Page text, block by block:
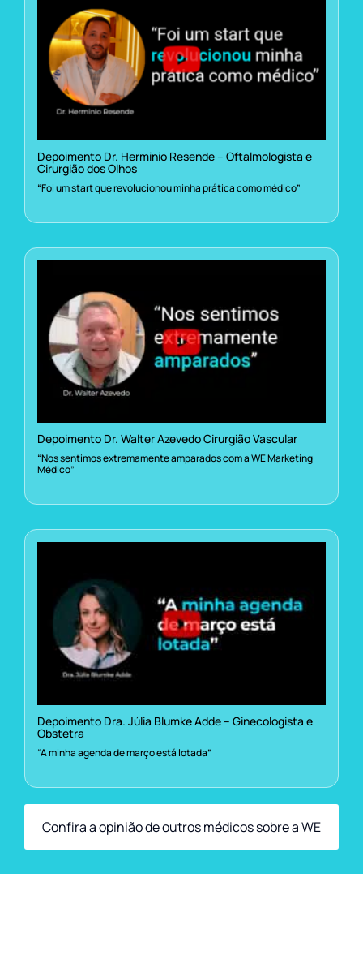
Depoimento Dr. Herminio Resende – Oftalmologista e
Cirurgião dos Olhos
“Foi um start que revolucionou minha prática como médico”
Depoimento Dr. Walter Azevedo Cirurgião Vascular
“Nos sentimos extremamente amparados com a WE Marketing
Médico”
Depoimento Dra. Júlia Blumke Adde – Ginecologista e
Obstetra
“A minha agenda de março está lotada”
Confira a opinião de outros médicos sobre a WE